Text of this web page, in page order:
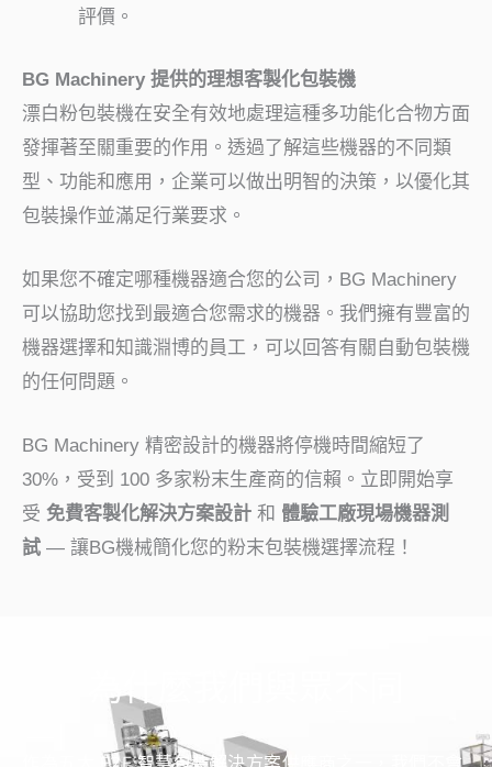
評價。
BG Machinery 提供的理想客製化包裝機
漂白粉包裝機在安全有效地處理這種多功能化合物方面
發揮著至關重要的作用。透過了解這些機器的不同類
型、功能和應用，企業可以做出明智的決策，以優化其
包裝操作並滿足行業要求。
如果您不確定哪種機器適合您的公司，BG Machinery
可以協助您找到最適合您需求的機器。我們擁有豐富的
機器選擇和知識淵博的員工，可以回答有關自動包裝機
的任何問題。
BG Machinery 精密設計的機器將停機時間縮短了
30%，受到 100 多家粉末生產商的信賴。立即開始享
受 免費客製化解決方案設計 和 體驗工廠現場機器測
試 — 讓BG機械簡化您的粉末包裝機選擇流程！
為什麼我們與眾不同